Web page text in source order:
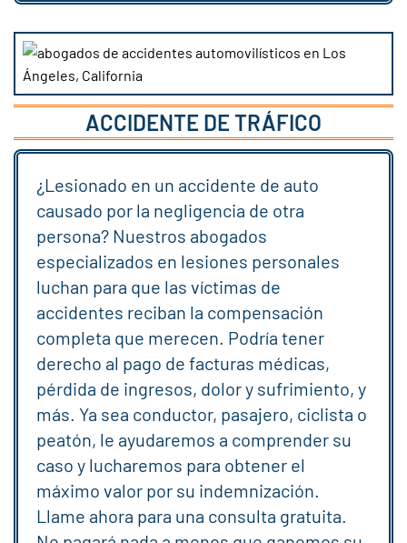
ACCIDENTE DE TRÁFICO
¿Lesionado en un accidente de auto
causado por la negligencia de otra
persona? Nuestros abogados
especializados en lesiones personales
luchan para que las víctimas de
accidentes reciban la compensación
completa que merecen. Podría tener
derecho al pago de facturas médicas,
pérdida de ingresos, dolor y sufrimiento, y
más. Ya sea conductor, pasajero, ciclista o
peatón, le ayudaremos a comprender su
caso y lucharemos para obtener el
máximo valor por su indemnización.
Llame ahora para una consulta gratuita.